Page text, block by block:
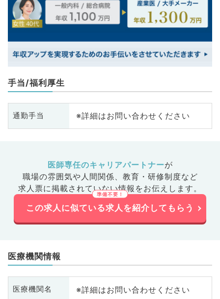
手当/福利厚生
通勤手当 ※詳細はお問い合わせください
医師専任のキャリアパートナーが
職場の雰囲気や人間関係、 教育・研修制度など
求人票に掲載されていない情報をお伝えします。
この求人に似ている求人を紹介してもらう
医療機関情報
医療機関名 ※詳細はお問い合わせください